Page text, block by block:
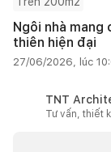
Ngôi nhà mang
thiên hiện đại
27/06/2026, lúc
TNT
Tư vấn, thiết